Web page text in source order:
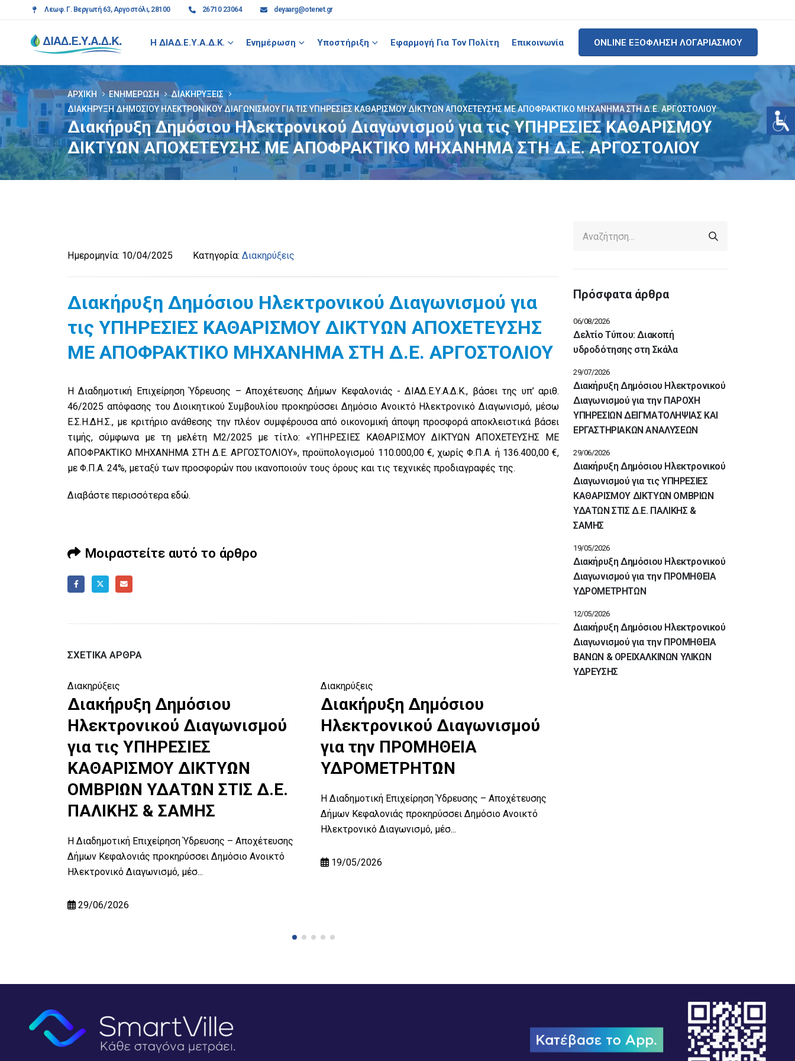
Λεωφ. Γ. Βεργωτή 63, Αργοστόλι, 28100 26710 23064 deyaarg@otenet.gr
Η ΔΙΑΔ.Ε.Υ.Α.Δ.Κ. Ενημέρωση Υποστήριξη Εφαρμογή Για Τον Πολίτη Επικοινωνία ONLINE ΕΞΟΦΛΗΣΗ ΛΟΓΑΡΙΑΣΜΟΥ
ΑΡΧΙΚΉ ΕΝΗΜΈΡΩΣΗ
ΔΙΑΚΗΡΎΞΕΙΣ
ΔΙΑΚΉΡΥΞΗ ΔΗΜΌΣΙΟΥ ΗΛΕΚΤΡΟΝΙΚΟΎ ΔΙΑΓΩΝΙΣΜΟΎ ΓΙΑ ΤΙΣ ΥΠΗΡΕΣΙΕΣ ΚΑΘΑΡΙΣΜΟΥ ΔΙΚΤΥΩΝ ΑΠΟΧΕΤΕΥΣΗΣ ΜΕ ΑΠΟΦΡΑΚΤΙΚΟ ΜΗΧΑΝΗΜΑ ΣΤΗ Δ.Ε. ΑΡΓΟΣΤΟΛΙΟΥ
Διακήρυξη Δημόσιου Ηλεκτρονικού Διαγωνισμού για τις ΥΠΗΡΕΣΙΕΣ ΚΑΘΑΡΙΣΜΟΥ
ΔΙΚΤΥΩΝ ΑΠΟΧΕΤΕΥΣΗΣ ΜΕ ΑΠΟΦΡΑΚΤΙΚΟ ΜΗΧΑΝΗΜΑ ΣΤΗ Δ.Ε. ΑΡΓΟΣΤΟΛΙΟΥ
Ημερομηνία: 10/04/2025 Κατηγορία: Διακηρύξεις
Διακήρυξη Δημόσιου Ηλεκτρονικού Διαγωνισμού για
τις ΥΠΗΡΕΣΙΕΣ ΚΑΘΑΡΙΣΜΟΥ ΔΙΚΤΥΩΝ ΑΠΟΧΕΤΕΥΣΗΣ
ΜΕ ΑΠΟΦΡΑΚΤΙΚΟ ΜΗΧΑΝΗΜΑ ΣΤΗ Δ.Ε. ΑΡΓΟΣΤΟΛΙΟΥ
Η Διαδημοτική Επιχείρηση Ύδρευσης – Αποχέτευσης Δήμων Κεφαλονιάς - ΔΙΑΔ.Ε.Υ.Α.Δ.Κ., βάσει της υπ’ αριθ.
46/2025 απόφασης του Διοικητικού Συμβουλίου προκηρύσσει Δημόσιο Ανοικτό Ηλεκτρονικό Διαγωνισμό, μέσω
Ε.Σ.Η.ΔΗ.Σ., με κριτήριο ανάθεσης την πλέον συμφέρουσα από οικονομική άποψη προσφορά αποκλειστικά βάσει
τιμής, σύμφωνα με τη μελέτη Μ2/2025 με τίτλο: «ΥΠΗΡΕΣΙΕΣ ΚΑΘΑΡΙΣΜΟΥ ΔΙΚΤΥΩΝ ΑΠΟΧΕΤΕΥΣΗΣ ΜΕ
ΑΠΟΦΡΑΚΤΙΚΟ ΜΗΧΑΝΗΜΑ ΣΤΗ Δ.Ε. ΑΡΓΟΣΤΟΛΙΟΥ», προϋπολογισμού 110.000,00 €, χωρίς Φ.Π.Α. ή 136.400,00 €,
με Φ.Π.Α. 24%, μεταξύ των προσφορών που ικανοποιούν τους όρους και τις τεχνικές προδιαγραφές της.
Διαβάστε περισσότεραεδώ.
Μοιραστείτε αυτό το άρθρο
ΣΧΕΤΙΚΆ ΆΡΘΡΑ
Διακηρύξεις
Διακήρυξη Δημόσιου
Ηλεκτρονικού Διαγωνισμού
για τις ΥΠΗΡΕΣΙΕΣ
ΚΑΘΑΡΙΣΜΟΥ ΔΙΚΤΥΩΝ
ΟΜΒΡΙΩΝ ΥΔΑΤΩΝ ΣΤΙΣ Δ.Ε.
ΠΑΛΙΚΗΣ & ΣΑΜΗΣ
Η Διαδημοτική Επιχείρηση Ύδρευσης – Αποχέτευσης
Δήμων Κεφαλονιάς προκηρύσσει Δημόσιο Ανοικτό
Ηλεκτρονικό Διαγωνισμό, μέσ...
29/06/2026
Διακηρύξεις
Διακήρυξη Δημόσιου
Ηλεκτρονικού Διαγωνισμού
για την ΠΡΟΜΗΘΕΙΑ
ΥΔΡΟΜΕΤΡΗΤΩΝ
Η Διαδημοτική Επιχείρηση Ύδρευσης – Αποχέτευσης
Δήμων Κεφαλονιάς προκηρύσσει Δημόσιο Ανοικτό
Ηλεκτρονικό Διαγωνισμό, μέσ...
19/05/2026
Πρόσφατα άρθρα
Δελτίο Τύπου: Διακοπή
υδροδότησης στη Σκάλα
06/08/2026
Διακήρυξη Δημόσιου Ηλεκτρονικού
Διαγωνισμού για την ΠΑΡΟΧΗ
ΥΠΗΡΕΣΙΩΝ ΔΕΙΓΜΑΤΟΛΗΨΙΑΣ ΚΑΙ
ΕΡΓΑΣΤΗΡΙΑΚΩΝ ΑΝΑΛΥΣΕΩΝ
29/07/2026
Διακήρυξη Δημόσιου Ηλεκτρονικού
Διαγωνισμού για τις ΥΠΗΡΕΣΙΕΣ
ΚΑΘΑΡΙΣΜΟΥ ΔΙΚΤΥΩΝ ΟΜΒΡΙΩΝ
ΥΔΑΤΩΝ ΣΤΙΣ Δ.Ε. ΠΑΛΙΚΗΣ &
ΣΑΜΗΣ
29/06/2026
Διακήρυξη Δημόσιου Ηλεκτρονικού
Διαγωνισμού για την ΠΡΟΜΗΘΕΙΑ
ΥΔΡΟΜΕΤΡΗΤΩΝ
19/05/2026
Διακήρυξη Δημόσιου Ηλεκτρονικού
Διαγωνισμού για την ΠΡΟΜΗΘΕΙΑ
ΒΑΝΩΝ & ΟΡΕΙΧΑΛΚΙΝΩΝ ΥΛΙΚΩΝ
ΥΔΡΕΥΣΗΣ
12/05/2026